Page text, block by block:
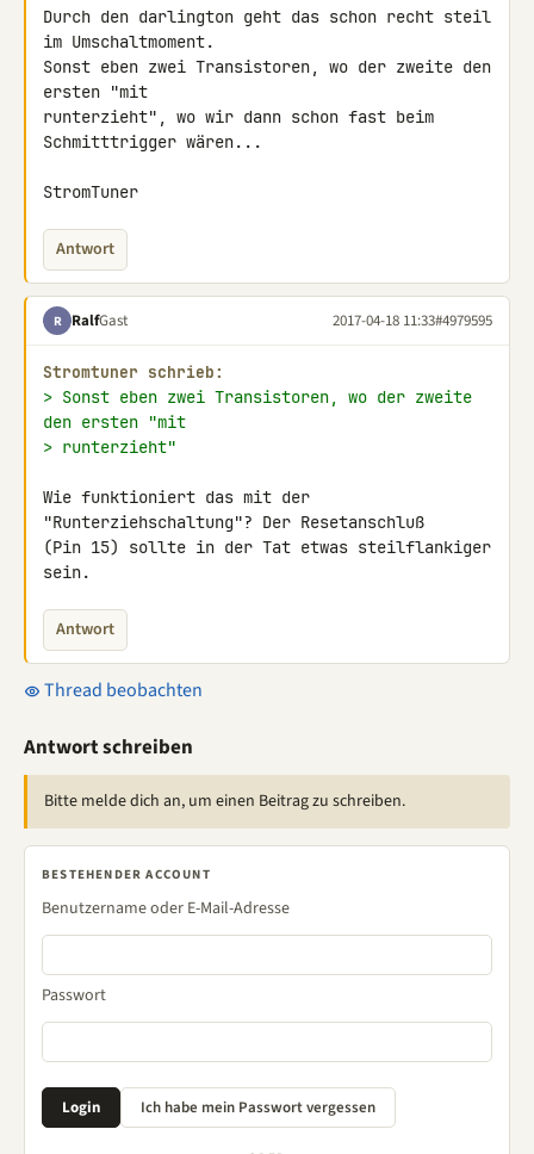
Durch den darlington geht das schon recht steil
im Umschaltmoment.
Sonst eben zwei Transistoren, wo der zweite den
ersten "mit
runterzieht", wo wir dann schon fast beim
Schmitttrigger wären...
StromTuner
Antwort
R RalfGast 2017-04-18 11:33#4979595
Stromtuner schrieb:
> Sonst eben zwei Transistoren, wo der zweite
den ersten "mit
> runterzieht"
Wie funktioniert das mit der
"Runterziehschaltung"? Der Resetanschluß
(Pin 15) sollte in der Tat etwas steilflankiger
sein.
Antwort
Thread beobachten
Antwort schreiben
Bitte melde dich an, um einen Beitrag zu schreiben.
BESTEHENDER ACCOUNT
Benutzername oder E-Mail-Adresse
Passwort